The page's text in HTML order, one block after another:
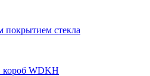
покрытием стекла
короб WDKH